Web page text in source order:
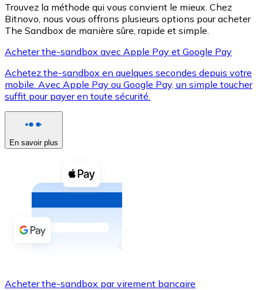
XRP
XRP
Voir toutes
Coupons crypto
Achetez des cryptomonnaies en espèces et d'autres
Acheter avec espèces
Virement SEPA
Trouvez la méthode qui vous convient le mieux. Chez
Bitnovo, nous vous offrons plusieurs options pour acheter
The Sandbox de manière sûre, rapide et simple.
Acheter the-sandbox avec Apple Pay et Google Pay
Achetez the-sandbox en quelques secondes depuis votre
mobile. Avec Apple Pay ou Google Pay, un simple toucher
suffit pour payer en toute sécurité.
En savoir plus
Acheter the-sandbox par virement bancaire